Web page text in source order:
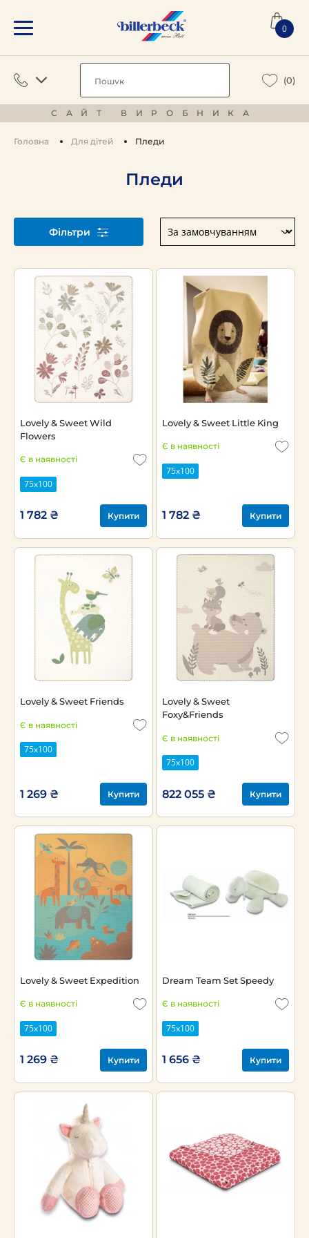
0
(0)
САЙТ ВИРОБНИКА
Головна Для дітей Пледи
Пледи
Фільтри
Lovely & Sweet Wild
Flowers
Є в наявності
75х100
1 782 ₴ Купити
Lovely & Sweet Little King
Є в наявності
75х100
1 782 ₴ Купити
Lovely & Sweet Friends
Є в наявності
75х100
1 269 ₴ Купити
Lovely & Sweet
Foxy&Friends
Є в наявності
75х100
822 055 ₴ Купити
Lovely & Sweet Expedition
Є в наявності
75х100
1 269 ₴ Купити
Dream Team Set Speedy
Є в наявності
75х100
1 656 ₴ Купити